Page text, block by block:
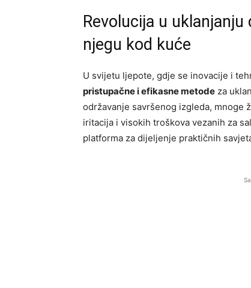
Revolucija u
njegu kod kuće
U svijetu ljepote, gdje se inovacije i
pristupačne i efikasne metode za
održavanje savršenog izgleda, mnoge
iritacija i visokih troškova vezanih za
platforma za dijeljenje praktičnih